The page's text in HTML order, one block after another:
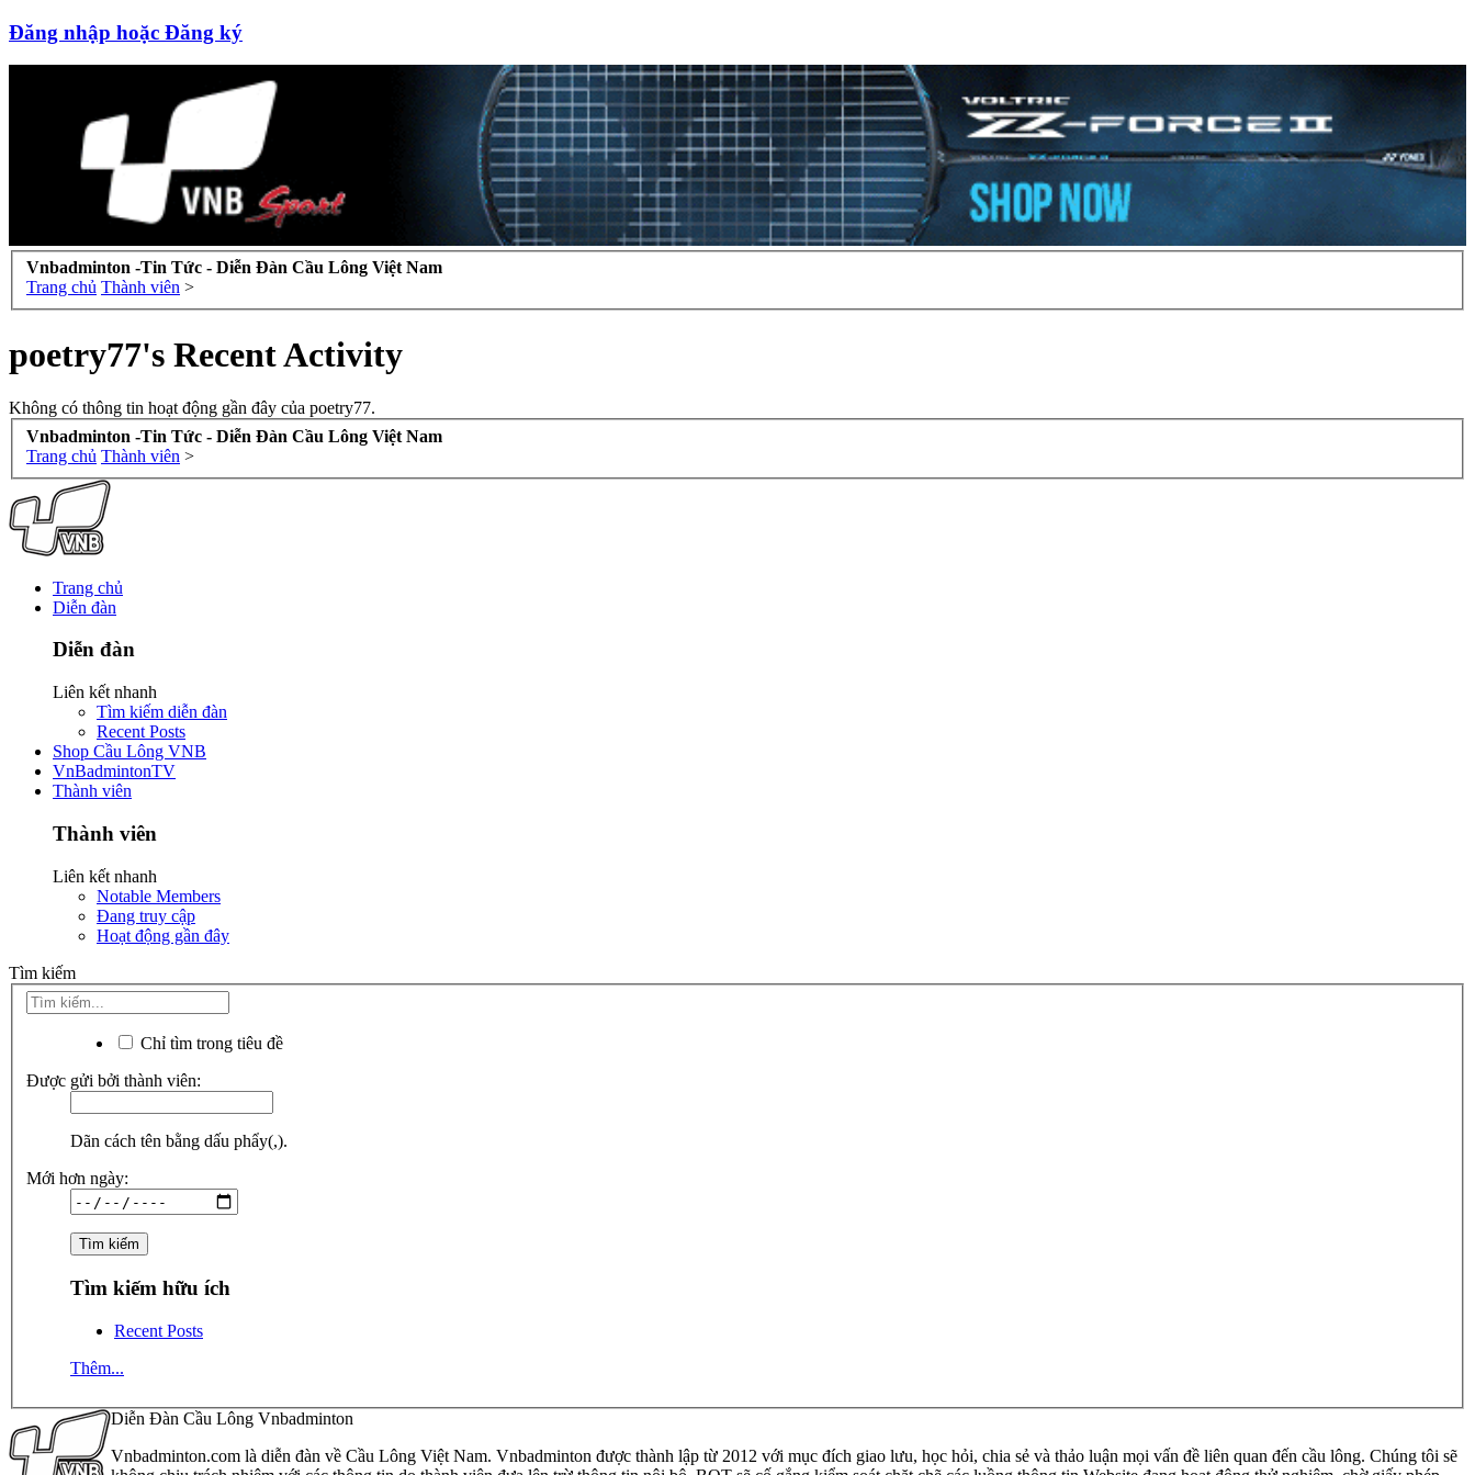
Đăng nhập hoặc Đăng ký
Vnbadminton -Tin Tức - Diễn Đàn Cầu Lông Việt Nam
Trang chủ Thành viên >
poetry77's Recent Activity
Không có thông tin hoạt động gần đây của poetry77.
Vnbadminton -Tin Tức - Diễn Đàn Cầu Lông Việt Nam
Trang chủ Thành viên >
Trang chủ
Diễn đàn
Diễn đàn
Liên kết nhanh
Tìm kiếm diễn đàn
Recent Posts
Shop Cầu Lông VNB
VnBadmintonTV
Thành viên
Thành viên
Liên kết nhanh
Notable Members
Đang truy cập
Hoạt động gần đây
Tìm kiếm
Chỉ tìm trong tiêu đề
Được gửi bởi thành viên:
Dãn cách tên bằng dấu phẩy(,).
Mới hơn ngày:
Tìm kiếm hữu ích
Recent Posts
Thêm...
Diễn Đàn Cầu Lông Vnbadminton
Vnbadminton.com là diễn đàn về Cầu Lông Việt Nam. Vnbadminton được thành lập từ 2012 với mục đích giao lưu, học hỏi, chia sẻ và thảo luận mọi vấn đề liên quan đến cầu lông. Chúng tôi sẽ